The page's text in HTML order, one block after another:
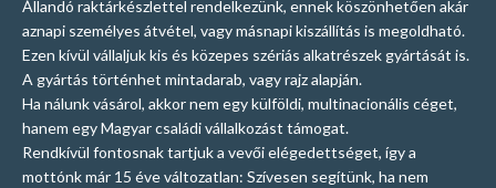
Állandó raktárkészlettel rendelkezünk, ennek köszönhetően akár
aznapi személyes átvétel, vagy másnapi kiszállítás is megoldható.
Ezen kívül vállaljuk kis és közepes szériás alkatrészek gyártását is.
A gyártás történhet mintadarab, vagy rajz alapján.
Ha nálunk vásárol, akkor nem egy külföldi, multinacionális céget,
hanem egy Magyar családi vállalkozást támogat.
Rendkívül fontosnak tartjuk a vevői elégedettséget, így a
mottónk már 15 éve változatlan: Szívesen segítünk, ha nem